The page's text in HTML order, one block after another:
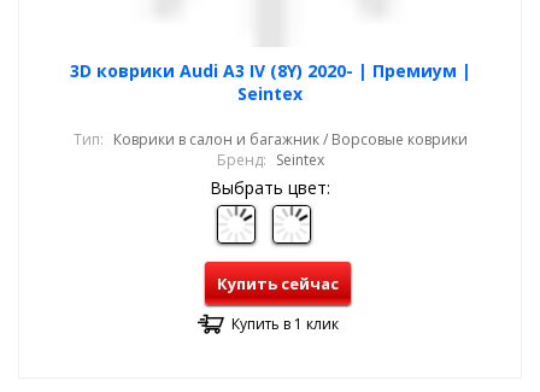
3D коврики Audi A3 IV (8Y) 2020- | Премиум |
Seintex
Тип: Коврики в салон и багажник / Ворсовые коврики
Бренд: Seintex
Выбрать цвет:
Купить сейчас
Купить в 1 клик